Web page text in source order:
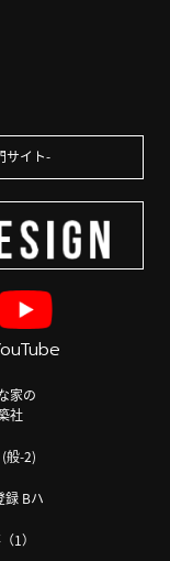
サイト
家の
社
般-2)
録 Bハ
1）